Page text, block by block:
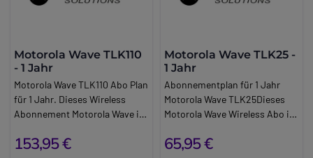
Motorola Wave TLK110
- 1 Jahr
Motorola Wave TLK110 Abo Plan
für 1 Jahr. Dieses Wireless
Abonnement Motorola Wave ist
Talkie Motorola TLK110
153,95 €
Motorola Wave TLK25 -
1 Jahr
Abonnementplan für 1 Jahr
Motorola Wave TLK25Dieses
Motorola Wave Wireless Abo ist
TLK25 Walkie Talkie entwickelt
65,95 €